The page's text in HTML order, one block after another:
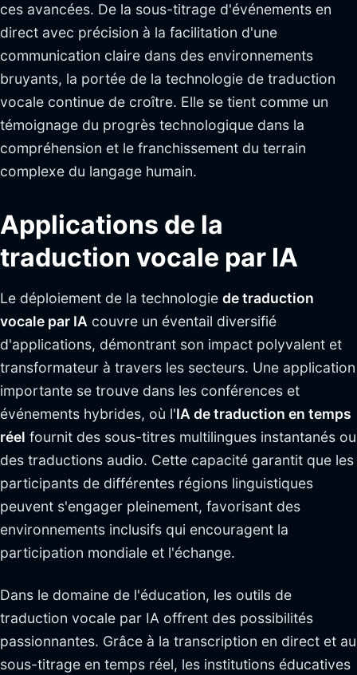
ces avancées. De la sous-titrage d'événements en
direct avec précision à la facilitation d'une
communication claire dans des environnements
bruyants, la portée de la technologie de traduction
vocale continue de croître. Elle se tient comme un
témoignage du progrès technologique dans la
compréhension et le franchissement du terrain
complexe du langage humain.
Applications de la
traduction vocale par IA
Le déploiement de la technologie de traduction
vocale par IA couvre un éventail diversifié
d'applications, démontrant son impact polyvalent et
transformateur à travers les secteurs. Une application
importante se trouve dans les conférences et
événements hybrides, où l'IA de traduction en temps
réel fournit des sous-titres multilingues instantanés ou
des traductions audio. Cette capacité garantit que les
participants de différentes régions linguistiques
peuvent s'engager pleinement, favorisant des
environnements inclusifs qui encouragent la
participation mondiale et l'échange.
Dans le domaine de l'éducation, les outils de
traduction vocale par IA offrent des possibilités
passionnantes. Grâce à la transcription en direct et au
sous-titrage en temps réel, les institutions éducatives